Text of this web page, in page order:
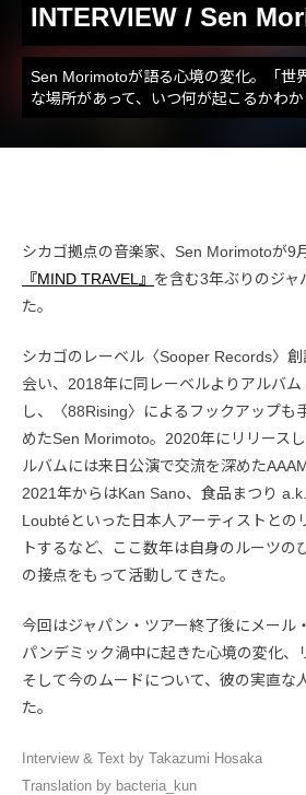
INTERVIEW / Sen
Sen Morimotoが語る心境の変化。「世
な場所があって、いつ何が起こるかわか
シカゴ拠点の音楽家、Sen Morimotoが9
『MIND TRAVEL』 を含む3年ぶりのジャ
た。
シカゴのレーベル〈Sooper Records〉
会い、2018年に同レーベルよりアルバ
し、〈88Rising〉によるフックアップも
めたSen Morimoto。2020年にリリース
ルバムには来日公演で交流を深めた
2021年からはKan Sano、食品まつり
Loubtéといった日本人アーティストとの
トするなど、ここ数年は自身のルーツの
の接点をもって活動してきた。
今回はジャパン・ツアー終了後にメール
パンデミック渦中に起きた心境の変化、
そして今のムードについて、彼の実直な
た。
Interview & Text by Takazumi Hosaka
Translation by bacteria_kun